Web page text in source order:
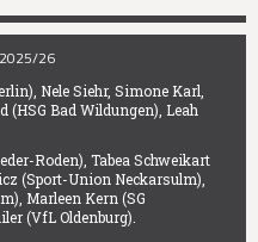
2025/26
Nele Siehr, Simone Karl,
(HSG Bad Wildungen), Leah
Roden), Tabea Schweikart
(Sport-Union Neckarsulm),
Marleen Kern (SG
(VfL Oldenburg).